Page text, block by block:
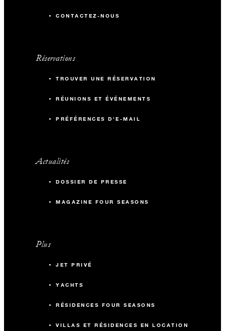
CONTACTEZ-NOUS
Réservations
TROUVER UNE RÉSERVATION
RÉUNIONS ET ÉVÉNEMENTS
PRÉFÉRENCES D'E-MAIL
Actualités
DOSSIER DE PRESSE
MAGAZINE FOUR SEASONS
Plus
JET PRIVÉ
YACHTS
RÉSIDENCES FOUR SEASONS
VILLAS ET RÉSIDENCES EN LOCATION